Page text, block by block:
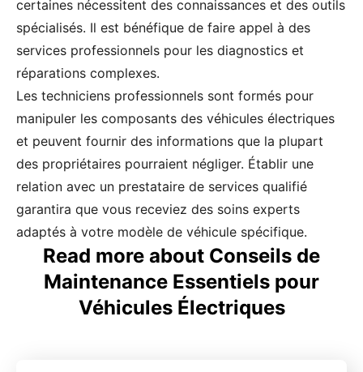
certaines nécessitent des connaissances et des outils
spécialisés. Il est bénéfique de faire appel à des
services professionnels pour les diagnostics et
réparations complexes.
Les techniciens professionnels sont formés pour
manipuler les composants des véhicules électriques
et peuvent fournir des informations que la plupart
des propriétaires pourraient négliger. Établir une
relation avec un prestataire de services qualifié
garantira que vous receviez des soins experts
adaptés à votre modèle de véhicule spécifique.
Read more about Conseils de
Maintenance Essentiels pour
Véhicules Électriques